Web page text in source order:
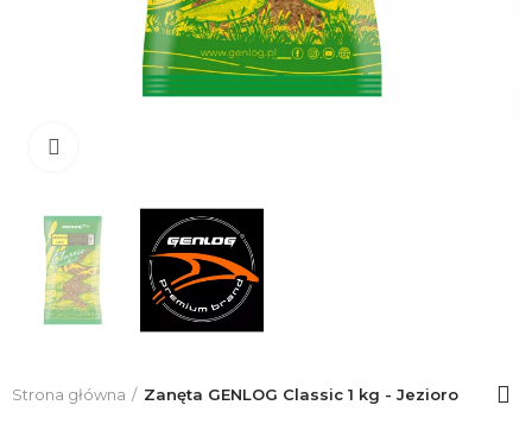
Strona główna Zanęta GENLOG Classic 1 kg - Jezioro